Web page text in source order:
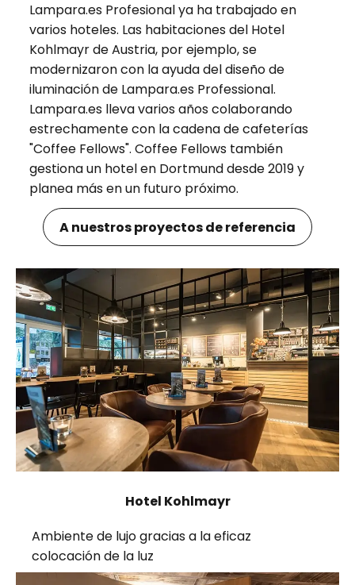
Lampara.es Profesional ya ha trabajado en
varios hoteles. Las habitaciones del Hotel
Kohlmayr de Austria, por ejemplo, se
modernizaron con la ayuda del diseño de
iluminación de Lampara.es Professional.
Lampara.es lleva varios años colaborando
estrechamente con la cadena de cafeterías
"Coffee Fellows". Coffee Fellows también
gestiona un hotel en Dortmund desde 2019 y
planea más en un futuro próximo.
A nuestros proyectos de referencia
Hotel Kohlmayr
Ambiente de lujo gracias a la eficaz
colocación de la luz